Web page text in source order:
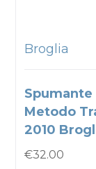
Broglia
Spumante
Metodo
2010
€32.00